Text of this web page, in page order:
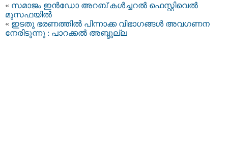
« സമാജം ഇന്‍ഡോ അറബ് കള്‍ച്ചറല്‍ ഫെസ്റ്റിവെല്‍
മുസഫയിൽ
« ഇടതു ഭരണത്തിൽ പിന്നാക്ക വിഭാഗങ്ങൾ അവഗണന
നേരിടുന്നു : പാറക്കൽ അബ്ദുല്ല